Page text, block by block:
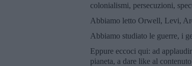
colonialismi, persecuzioni,
Abbiamo letto Orwell, Levi,
Abbiamo studiato le guerre, i
Eppure eccoci qui: ad
pianeta, a dare like al